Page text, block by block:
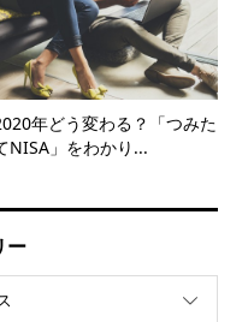
年どう変わる？「つみた
NISA」をわかり...
ー